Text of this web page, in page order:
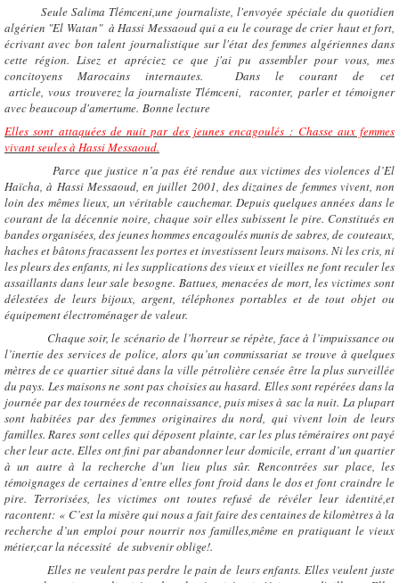
Seule Salima Tlémceni,une journaliste, l'envoyée spéciale du quotidien
algérien "El Watan" à Hassi Messaoud qui a eu le courage de crier haut et fort,
écrivant avec bon talent journalistique sur l'état des femmes algériennes dans
cette région. Lisez et apréciez ce que j'ai pu assembler pour vous, mes
concitoyens Marocains internautes. Dans le courant de cet
article, vous trouverez la journaliste Tlémceni, raconter, parler et témoigner
avec beaucoup d'amertume. Bonne lecture
Elles sont attaquées de nuit par des jeunes encagoulés : Chasse aux femmes
vivant seules à Hassi Messaoud.
Parce que justice n’a pas été rendue aux victimes des violences d’El
Haïcha, à Hassi Messaoud, en juillet 2001, des dizaines de femmes vivent, non
loin des mêmes lieux, un véritable cauchemar. Depuis quelques années dans le
courant de la décennie noire, chaque soir elles subissent le pire. Constitués en
bandes organisées, des jeunes hommes encagoulés munis de sabres, de couteaux,
haches et bâtons fracassent les portes et investissent leurs maisons. Ni les cris, ni
les pleurs des enfants, ni les supplications des vieux et vieilles ne font reculer les
assaillants dans leur sale besogne. Battues, menacées de mort, les victimes sont
délestées de leurs bijoux, argent, téléphones portables et de tout objet ou
équipement électroménager de valeur.
Chaque soir, le scénario de l’horreur se répète, face à l’impuissance ou
l’inertie des services de police, alors qu’un commissariat se trouve à quelques
mètres de ce quartier situé dans la ville pétrolière censée être la plus surveillée
du pays. Les maisons ne sont pas choisies au hasard. Elles sont repérées dans la
journée par des tournées de reconnaissance, puis mises à sac la nuit. La plupart
sont habitées par des femmes originaires du nord, qui vivent loin de leurs
familles. Rares sont celles qui déposent plainte, car les plus téméraires ont payé
cher leur acte. Elles ont fini par abandonner leur domicile, errant d’un quartier
à un autre à la recherche d’un lieu plus sûr. Rencontrées sur place, les
témoignages de certaines d’entre elles font froid dans le dos et font craindre le
pire. Terrorisées, les victimes ont toutes refusé de révéler leur identité,et
racontent: « C’est la misère qui nous a fait faire des centaines de kilomètres à la
recherche d’un emploi pour nourrir nos familles,même en pratiquant le vieux
métier,car la nécessité de subvenir oblige!.
Elles ne veulent pas perdre le pain de leurs enfants. Elles veulent juste